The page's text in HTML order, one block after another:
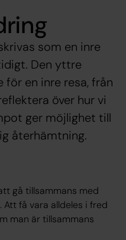
som en inre
Den yttre
en inre resa, från
över hur vi
ger möjlighet till
återhämtning.
gå tillsammans med
få vara alldeles i fred
man är tillsammans